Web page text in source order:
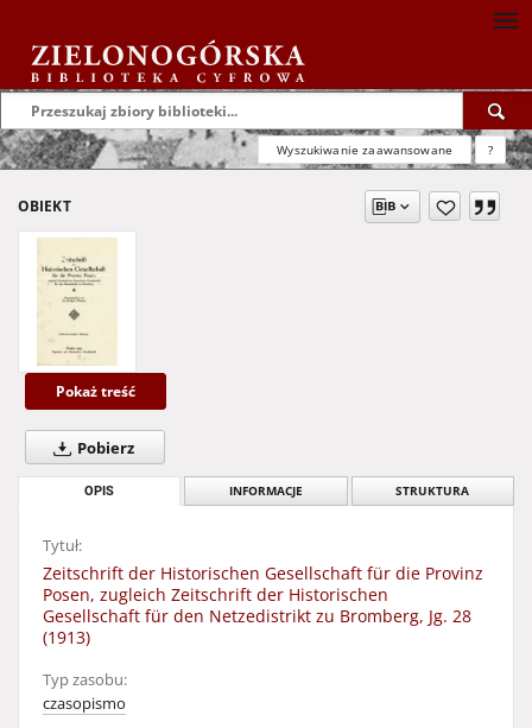
Wyszukiwanie zaawansowane ?
OBIEKT
Pokaż treść
Pobierz
OPIS INFORMACJE STRUKTURA
Tytuł:
Zeitschrift der Historischen Gesellschaft für die Provinz
Posen, zugleich Zeitschrift der Historischen
Gesellschaft für den Netzedistrikt zu Bromberg, Jg. 28
(1913)
Typ zasobu:
czasopismo